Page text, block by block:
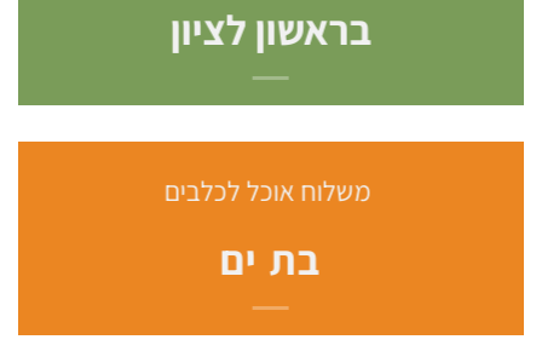
בראשון לציון
בת ים